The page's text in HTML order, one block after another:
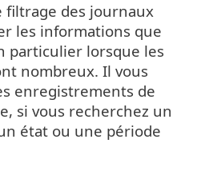
filtrage des journaux
les informations que
particulier lorsque les
nombreux. Il vous
enregistrements de
si vous recherchez un
état ou une période